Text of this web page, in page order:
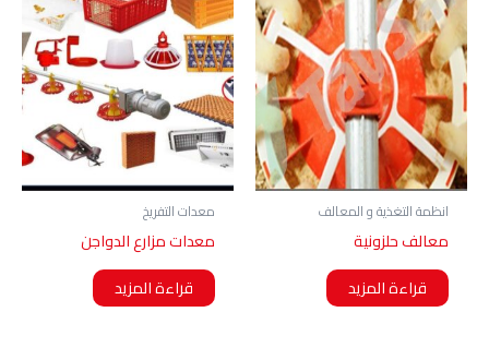
انظمة التغذية و المعالف
معالف حلزونية
قراءة المزيد
معدات التفريخ
معدات مزارع الدواجن
قراءة المزيد